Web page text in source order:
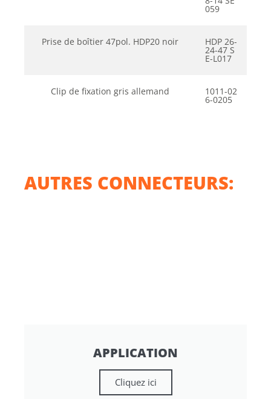
059
Prise de boîtier 47pol. HDP20 noir HDP 26-
24-47 S
E-L017
Clip de fixation gris allemand 1011-02
6-0205
AUTRES CONNECTEURS:
APPLICATION
Cliquez ici